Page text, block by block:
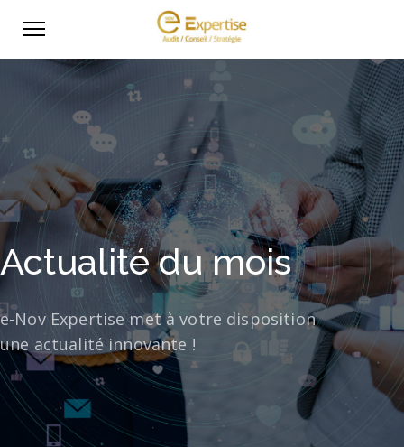
Actualité du mois
e-Nov Expertise met à votre disposition
une actualité innovante !